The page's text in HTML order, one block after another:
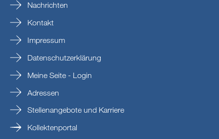
Nachrichten
Kontakt
Impressum
Datenschutzerklärung
Meine Seite - Login
Adressen
Stellenangebote und Karriere
Kollektenportal